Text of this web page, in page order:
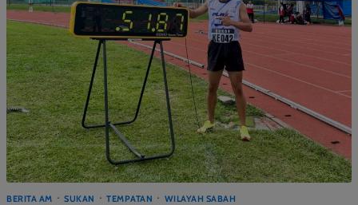
BERITA AM SUKAN TEMPATAN WILAYAH SABAH